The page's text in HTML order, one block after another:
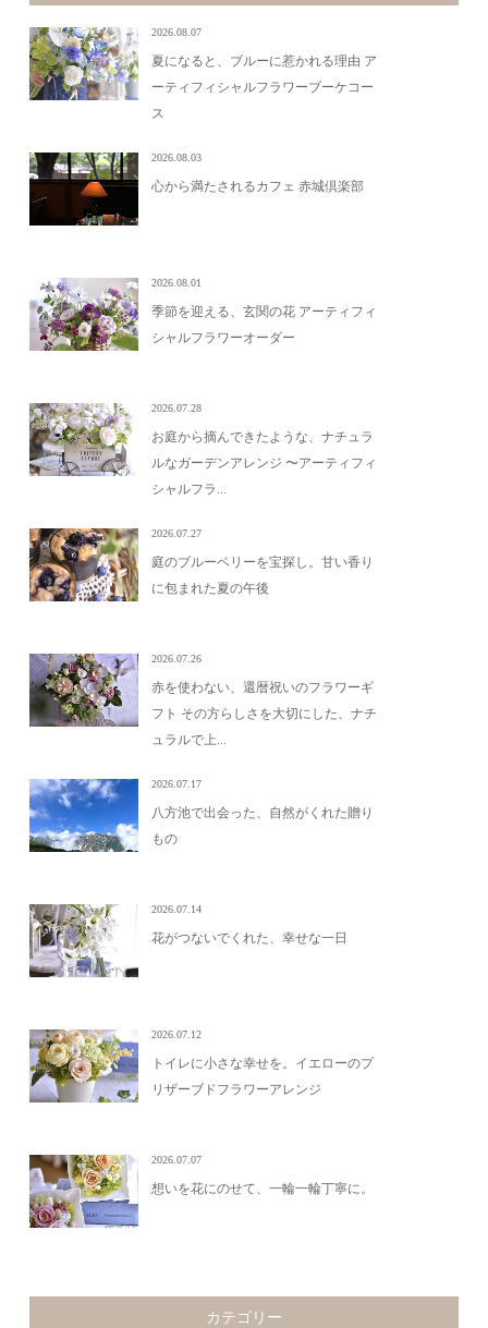
2026.08.07
夏になると、ブルーに惹かれる理由 ア
ーティフィシャルフラワーブーケコー
ス
2026.08.03
心から満たされるカフェ 赤城倶楽部
2026.08.01
季節を迎える、玄関の花 アーティフィ
シャルフラワーオーダー
2026.07.28
お庭から摘んできたような、ナチュラ
ルなガーデンアレンジ 〜アーティフィ
シャルフラ...
2026.07.27
庭のブルーベリーを宝探し。甘い香り
に包まれた夏の午後
2026.07.26
赤を使わない、還暦祝いのフラワーギ
フト その方らしさを大切にした、ナチ
ュラルで上...
2026.07.17
八方池で出会った、自然がくれた贈り
もの
2026.07.14
花がつないでくれた、幸せな一日
2026.07.12
トイレに小さな幸せを。イエローのプ
リザーブドフラワーアレンジ
2026.07.07
想いを花にのせて、一輪一輪丁寧に。
カテゴリー